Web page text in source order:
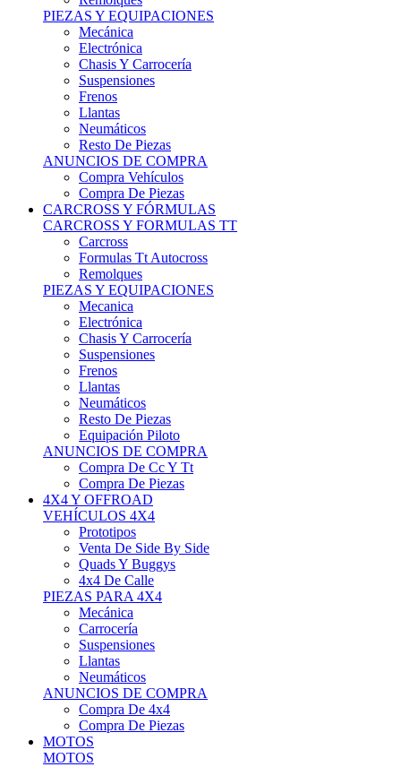
Mecánica
Electrónica
Chasis Y Carrocería
Suspensiones
Frenos
Llantas
Neumáticos
Resto De Piezas
ANUNCIOS DE COMPRA
Compra Vehículos
Compra De Piezas
CARCROSS Y FÓRMULAS
CARCROSS Y FORMULAS TT
Carcross
Formulas Tt Autocross
Remolques
PIEZAS Y EQUIPACIONES
Mecanica
Electrónica
Chasis Y Carrocería
Suspensiones
Frenos
Llantas
Neumáticos
Resto De Piezas
Equipación Piloto
ANUNCIOS DE COMPRA
Compra De Cc Y Tt
Compra De Piezas
4X4 Y OFFROAD
VEHÍCULOS 4X4
Prototipos
Venta De Side By Side
Quads Y Buggys
4x4 De Calle
PIEZAS PARA 4X4
Mecánica
Carrocería
Suspensiones
Llantas
Neumáticos
ANUNCIOS DE COMPRA
Compra De 4x4
Compra De Piezas
MOTOS
MOTOS
Motos De Circuito